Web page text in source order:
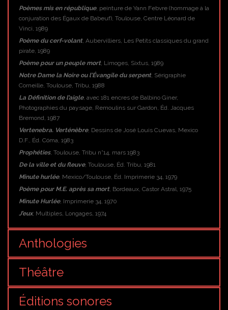
Poèmes mis en république, peinture de Yann Febvre (hommage à la
conjuration des Égaux de Babeuf), Toulouse, Centre Léonard de
Vinci, 1989
Poème du cerf-volant, Aubervilliers, Les Petits classiques du grand
pirate, 1989
Poème pour un peuple mort, Limoges, Sixtus, 1989
Notre Dame la Noire ou l’Évangile du serpent, Sérigraphie
Corneille, Toulouse, Tribu, 1988
La Définition de l’aigle, avec 181 encres de Balbino Giner,
Photographies du paysage, Remoulins sur Gardon, Éd. Jacques
Bremond, 1987
Vertenebra. Verténèbre, Dessins de José Louis Cuevas, Mexico
D.F., Éd. Cóma, 1983
Prophéties, Toulouse, Tribu n°14, mars 1983
De la ville et du fleuve, Toulouse, Éd. Tribu, 1981
Minute hurlée, Mexico/Toulouse, Éd. Imprimerie 34, 1979
Poème pour M.E. après sa mort, Bordeaux, Castor Astral, 1975
Minute Hurlée, Imprimerie 34, 1970
J’eux, Multiples, Longages, 1974
Anthologies
Théâtre
Éditions sonores